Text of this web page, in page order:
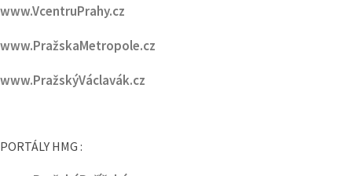
www.runhouse.cz
www.ŠpindlerůvMlýn.cz
www.VcentruPrahy.cz
www.PražskýVáclavák.cz